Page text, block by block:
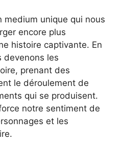
medium unique qui nous
encore plus
histoire captivante. En
devenons les
prenant des
le déroulement de
qui se produisent.
notre sentiment de
et les